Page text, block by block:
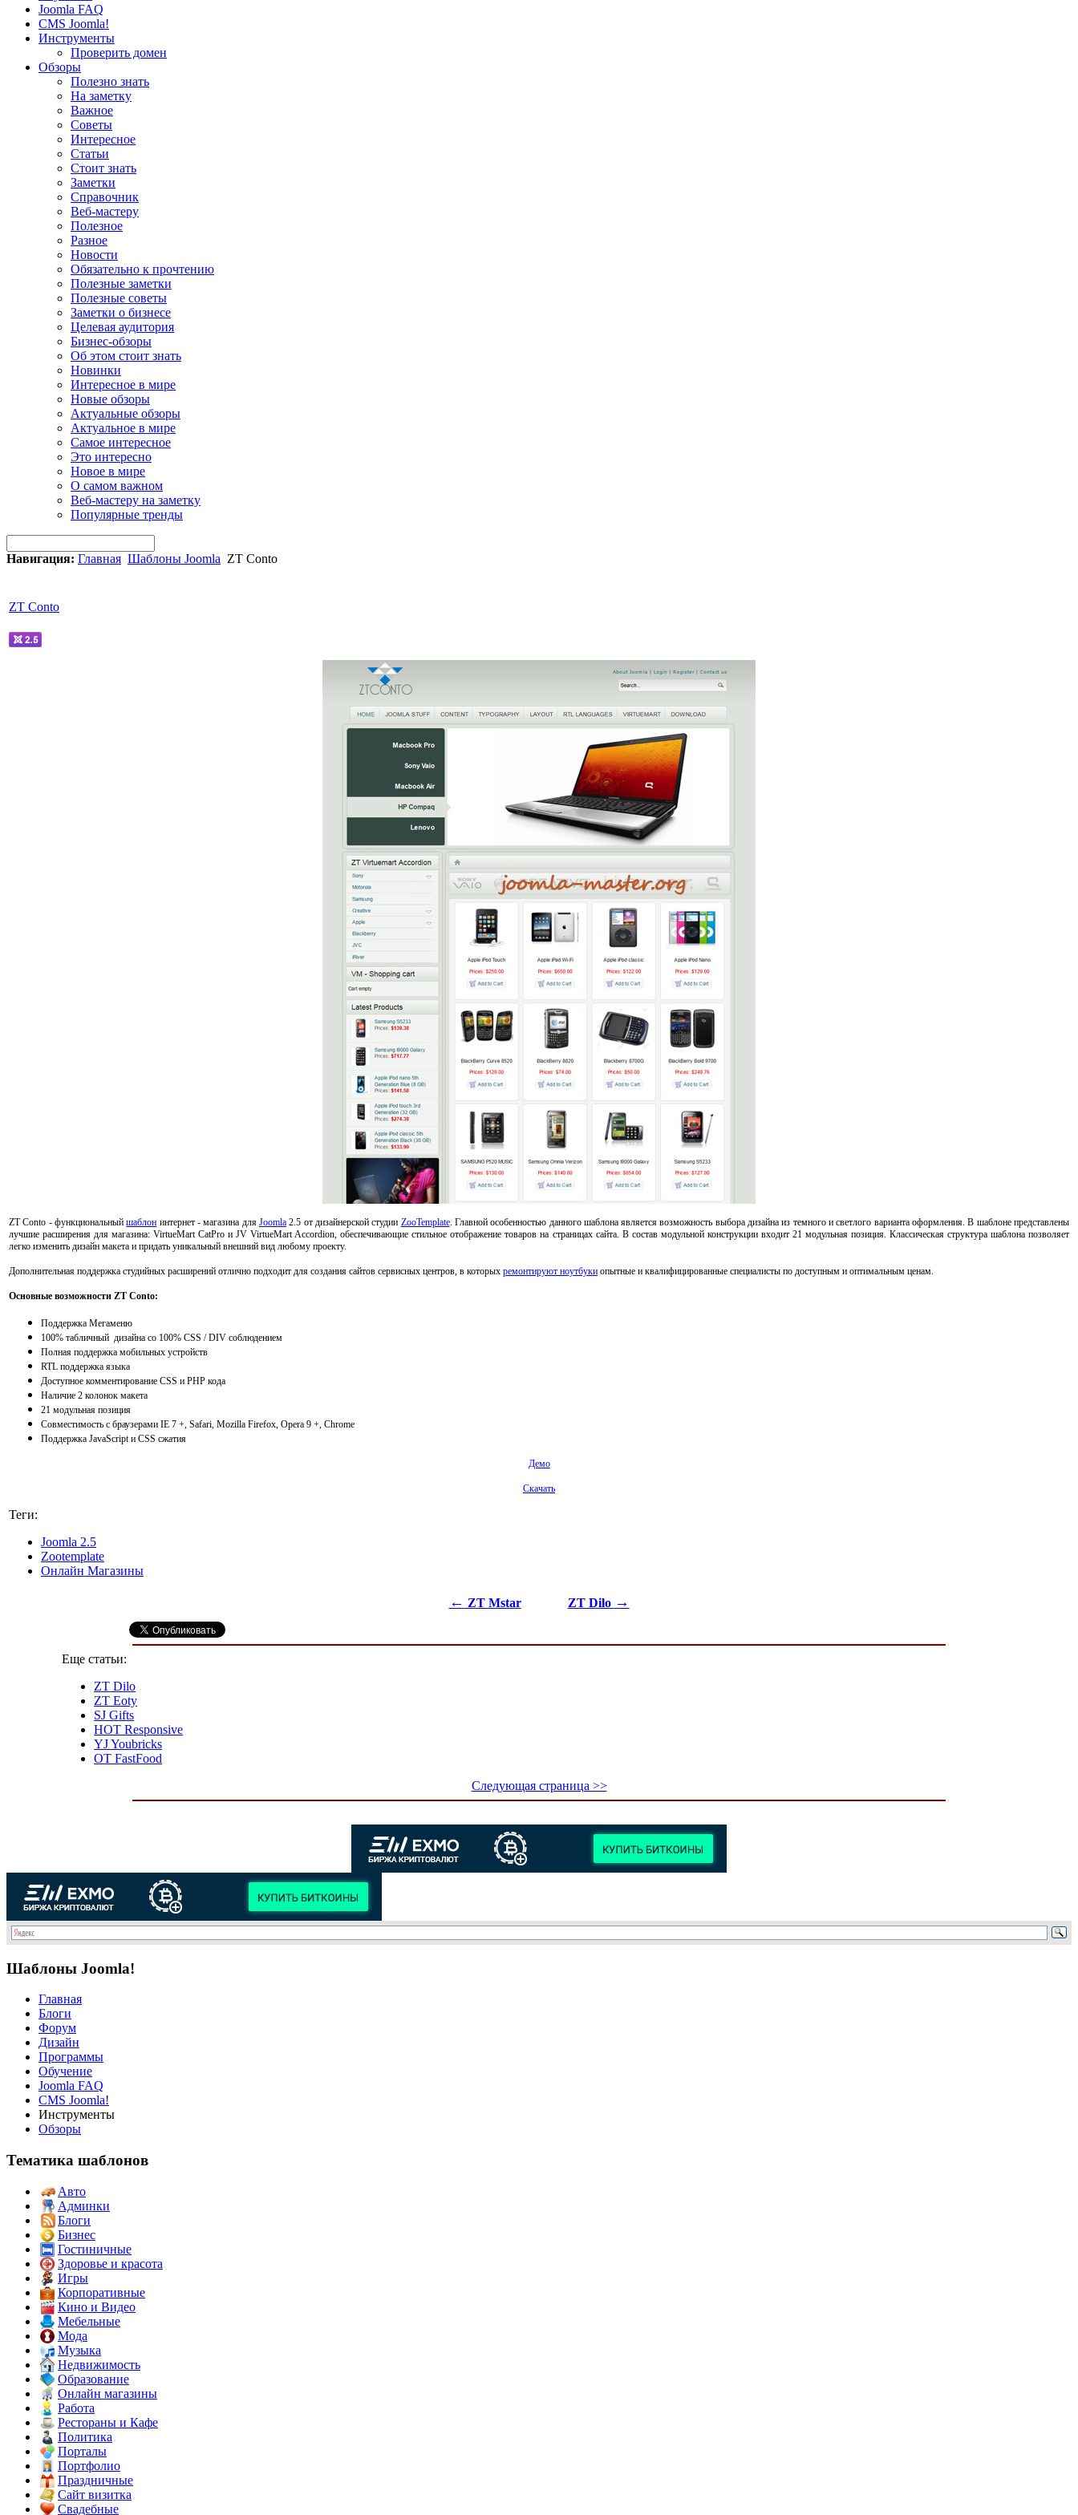
Joomla FAQ
CMS Joomla!
Инструменты
Проверить домен
Обзоры
Полезно знать
На заметку
Важное
Советы
Интересное
Статьи
Стоит знать
Заметки
Справочник
Веб-мастеру
Полезное
Разное
Новости
Обязательно к прочтению
Полезные заметки
Полезные советы
Заметки о бизнесе
Целевая аудитория
Бизнес-обзоры
Об этом стоит знать
Новинки
Интересное в мире
Новые обзоры
Актуальные обзоры
Актуальное в мире
Самое интересное
Это интересно
Новое в мире
О самом важном
Веб-мастеру на заметку
Популярные тренды
Навигация: Главная Шаблоны Joomla ZT Conto
ZT Conto
ZT Conto - функциональныйшаблон интернет - магазина для Joomla2.5 от дизайнерской студии ZooTemplate. Главной особенностью данного шаблона является возможность выбора дизайна из темного и светлого варианта оформления. В шаблоне представлены
лучшие расширения для магазина: VirtueMart CatPro и JV VirtueMart Accordion, обеспечивающие стильное отображение товаров на страницах сайта. В состав модульной конструкции входит 21 модульная позиция. Классическая структура шаблона позволяет
легко изменить дизайн макета и придать уникальный внешний вид любому проекту.
Дополнительная поддержка студийных расширений отлично подходит для создания сайтов сервисных центров, в которых ремонтируют ноутбуки опытные и квалифицированные специалисты по доступным и оптимальным ценам.
Основные возможности ZT Conto:
Поддержка Мегаменю
100% табличный дизайна со 100% CSS / DIV соблюдением
Полная поддержка мобильных устройств
RTL поддержка языка
Доступное комментирование CSS и PHP кода
Наличие 2 колонок макета
21 модульная позиция
Совместимость с браузерами IE 7 +, Safari, Mozilla Firefox, Opera 9 +, Chrome
Поддержка JavaScript и CSS сжатия
Демо
Скачать
Теги:
Joomla 2.5
Zootemplate
Онлайн Магазины
← ZT Mstar ZT Dilo →
Еще статьи:
ZT Dilo
ZT Eoty
SJ Gifts
HOT Responsive
YJ Youbricks
OT FastFood
Следующая страница >>
Шаблоны Joomla!
Главная
Блоги
Форум
Дизайн
Программы
Обучение
Joomla FAQ
CMS Joomla!
Инструменты
Обзоры
Тематика шаблонов
Авто
Админки
Блоги
Бизнес
Гостиничные
Здоровье и красота
Игры
Корпоративные
Кино и Видео
Мебельные
Мода
Музыка
Недвижимость
Образование
Онлайн магазины
Работа
Рестораны и Кафе
Политика
Порталы
Портфолио
Праздничные
Сайт визитка
Свадебные